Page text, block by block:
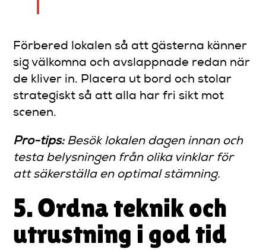
Förbered lokalen så att gästerna känner
sig välkomna och avslappnade redan när
de kliver in. Placera ut bord och stolar
strategiskt så att alla har fri sikt mot
scenen.
Pro-tips: Besök lokalen dagen innan och
testa belysningen från olika vinklar för
att säkerställa en optimal stämning.
5. Ordna teknik och
utrustning i god tid